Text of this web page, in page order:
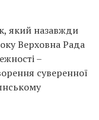
який назавжди
Верховна Рада
–
суверенної